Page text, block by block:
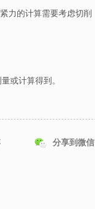
力的计算需要考虑切削
或计算得到。
分享到微信